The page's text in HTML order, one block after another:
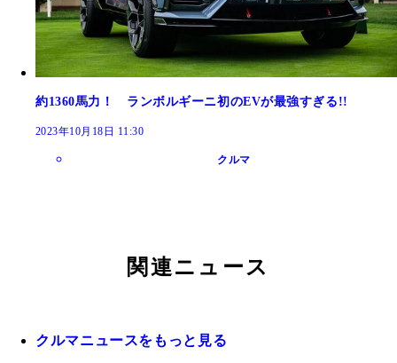
約1360馬力！ ランボルギーニ初のEVが最強すぎる!!
2023年10月18日 11:30
クルマ
関連ニュース
クルマニュースをもっと見る